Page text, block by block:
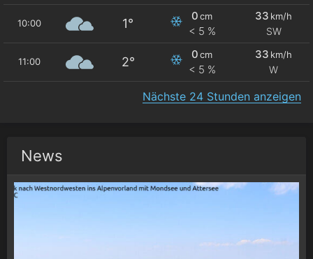
10:00 1°
0cm
< 5 %
33 km/h
SW
11:00 2°
0cm
< 5 %
33 km/h
W
Nächste 24 Stunden anzeigen
News